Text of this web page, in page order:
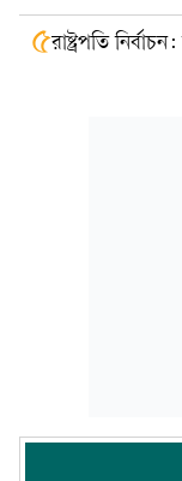
৫রাষ্ট্রপতি